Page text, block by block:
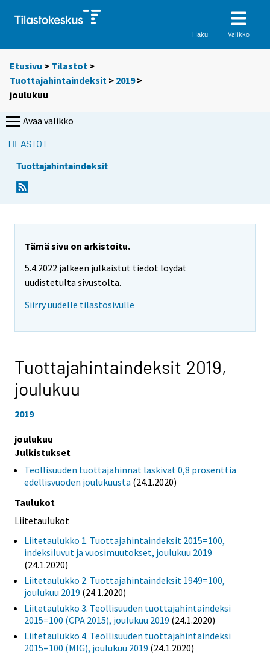
Haku Valikko
Etusivu > Tilastot >
Tuottajahintaindeksit > 2019>
joulukuu
Avaa valikko
TILASTOT
Tuottajahintaindeksit
Tämä sivu on arkistoitu.
5.4.2022 jälkeen julkaistut tiedot löydät
uudistetulta sivustolta.
Siirry uudelle tilastosivulle
Tuottajahintaindeksit 2019,
joulukuu
2019
joulukuu
Julkistukset
Teollisuuden tuottajahinnat laskivat 0,8 prosenttia
edellisvuoden joulukuusta (24.1.2020)
Taulukot
Liitetaulukot
Liitetaulukko 1. Tuottajahintaindeksit 2015=100,
indeksiluvut ja vuosimuutokset, joulukuu 2019
(24.1.2020)
Liitetaulukko 2. Tuottajahintaindeksit 1949=100,
joulukuu 2019 (24.1.2020)
Liitetaulukko 3. Teollisuuden tuottajahintaindeksi
2015=100 (CPA 2015), joulukuu 2019 (24.1.2020)
Liitetaulukko 4. Teollisuuden tuottajahintaindeksi
2015=100 (MIG), joulukuu 2019 (24.1.2020)